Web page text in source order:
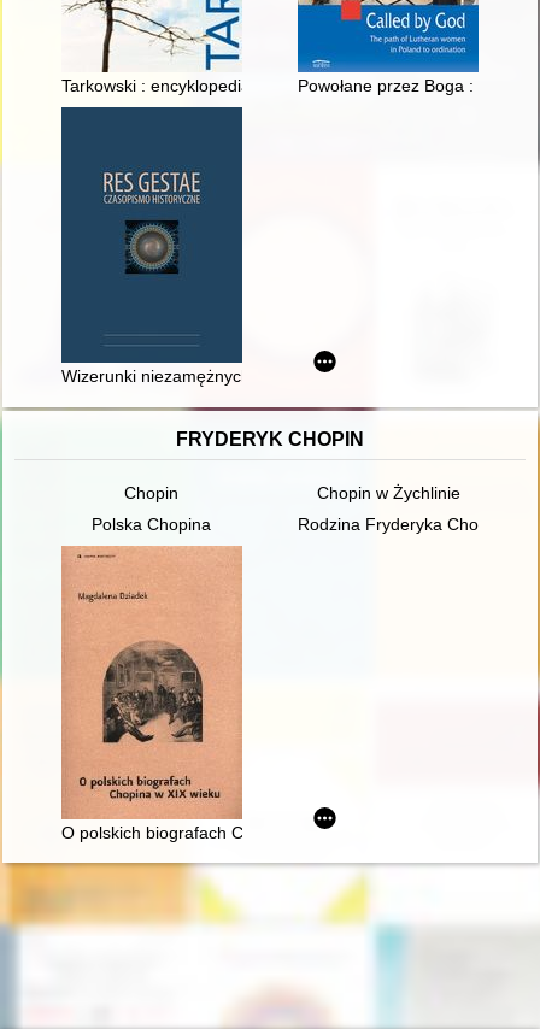
Tarkowski : encyklopedia Powołane przez Boga : droga
Wizerunki niezamężnych służących w wybranych dziełach
FRYDERYK CHOPIN
Chopin
Chopin w Żychlinie
Polska Chopina
Rodzina Fryderyka Chopina
O polskich biografach Chopina w XIX wieku